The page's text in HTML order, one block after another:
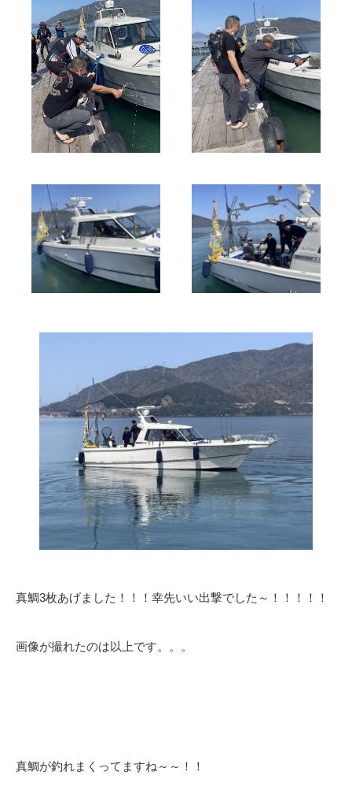
真鯛3枚あげました！！！幸先いい出撃でした～！！！！！
画像が撮れたのは以上です。。。
真鯛が釣れまくってますね～～！！